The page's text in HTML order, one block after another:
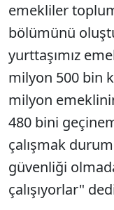
emekliler
bölümünü
yurttaşımız
milyon 500 bin
milyon
480 bini
çalışmak
güvenliği
çalışıyorlar"